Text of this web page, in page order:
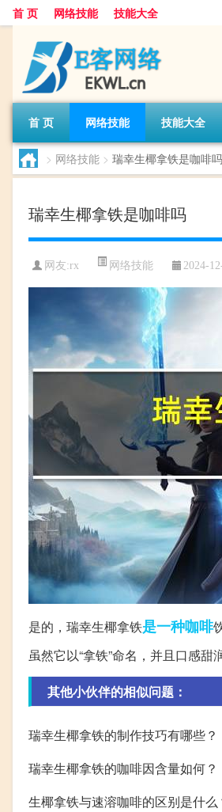
首 页 网络技能 技能大全
首 页 网络技能 技能大全
> 网络技能 > 瑞幸生椰拿铁是咖啡吗
瑞幸生椰拿铁是咖啡吗
网友:rx 网络技能 2024-
是的，瑞幸生椰拿铁是一种咖啡
虽然它以“拿铁”命名，并且口感甜
其他小伙伴的相似问题：
瑞幸生椰拿铁的制作技巧有哪些？
瑞幸生椰拿铁的咖啡因含量如何？
生椰拿铁与速溶咖啡的区别是什么